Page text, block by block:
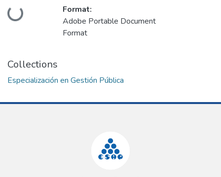
Loading...
Format:
Adobe Portable Document
Format
Collections
Especialización en Gestión Pública